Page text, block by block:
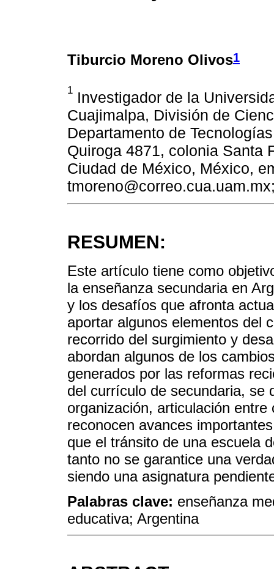
Tiburcio Moreno Olivos1
1 Investigador de la
Cuajimalpa, División de
Departamento de
Quiroga 4871, colonia Santa
Ciudad de México, México,
RESUMEN:
Este artículo tiene como
la enseñanza secundaria en
y los desafíos que afronta
aportar algunos elementos del
recorrido del surgimiento y
abordan algunos de los
generados por las reformas
del currículo de secundaria, se
organización, articulación
reconocen avances
que el tránsito de una escuela
tanto no se garantice una
siendo una asignatura
Palabras clave: enseñanza
educativa; Argentina